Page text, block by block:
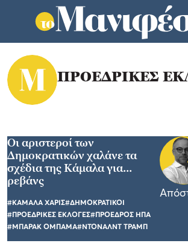
ΠΡΟΕΔΡΙΚΕΣ
Οι αριστεροί των
Δημοκρατικών χαλάνε τα
σχέδια της Κάμαλα για...
ρεβάνς
#ΚΑΜΑΛΑ ΧΑΡΙΣ#ΔΗΜΟΚΡΑΤΙΚΟΙ
#ΠΡΟΕΔΡΙΚΕΣ ΕΚΛΟΓΕΣ#ΠΡΟΕΔΡΟΣ ΗΠΑ
#ΜΠΑΡΑΚ ΟΜΠΑΜΑ#ΝΤΟΝΑΛΝΤ ΤΡΑΜΠ